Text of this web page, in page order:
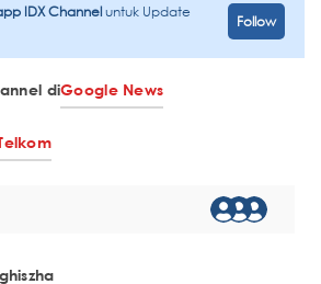
IDX Channeluntuk Update
Follow
diGoogle News